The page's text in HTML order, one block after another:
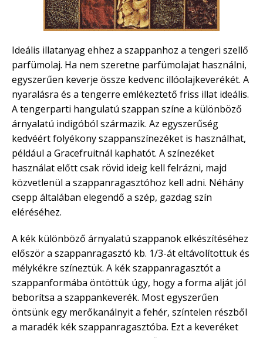
Ideális illatanyag ehhez a szappanhoz a tengeri szellő
parfümolaj. Ha nem szeretne parfümolajat használni,
egyszerűen keverje össze kedvenc illóolajkeverékét. A
nyaralásra és a tengerre emlékeztető friss illat ideális.
A tengerparti hangulatú szappan színe a különböző
árnyalatú indigóból származik. Az egyszerűség
kedvéért folyékony szappanszínezéket is használhat,
például a Gracefruitnál kaphatót. A színezéket
használat előtt csak rövid ideig kell felrázni, majd
közvetlenül a szappanragasztóhoz kell adni. Néhány
csepp általában elegendő a szép, gazdag szín
eléréséhez.
A kék különböző árnyalatú szappanok elkészítéséhez
először a szappanragasztó kb. 1/3-át eltávolítottuk és
mélykékre színeztük. A kék szappanragasztót a
szappanformába öntöttük úgy, hogy a forma alját jól
beborítsa a szappankeverék. Most egyszerűen
öntsünk egy merőkanálnyit a fehér, színtelen részből
a maradék kék szappanragasztóba. Ezt a keveréket